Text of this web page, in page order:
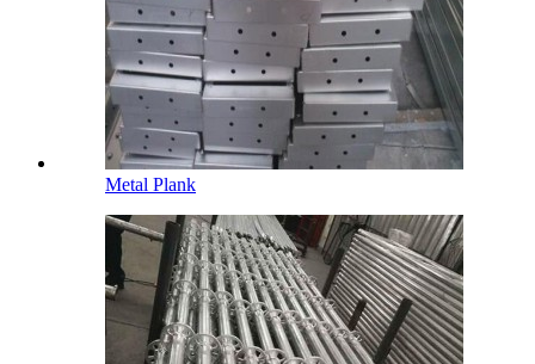
Metal Plank